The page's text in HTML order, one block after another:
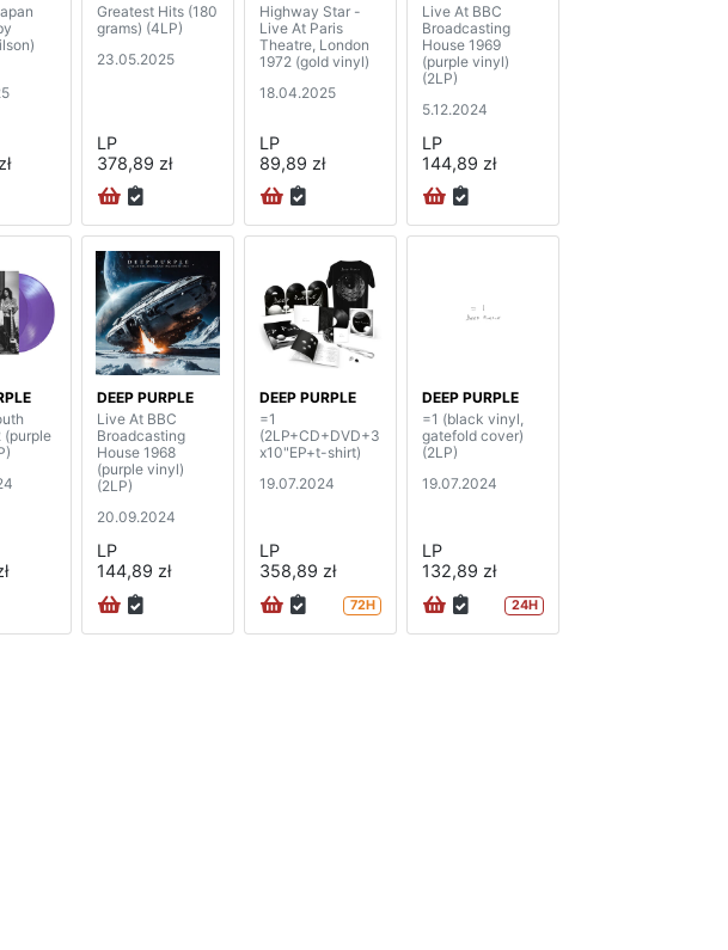
Greatest Hits (180
grams) (4LP)
23.05.2025
LP
378,89 zł
Highway Star -
Live At Paris
Theatre, London
1972 (gold vinyl)
18.04.2025
LP
89,89 zł
Live At BBC
Broadcasting
House 1969
(purple vinyl)
(2LP)
5.12.2024
LP
144,89 zł
(purple
DEEP PURPLE
Live At BBC
Broadcasting
House 1968
(purple vinyl)
(2LP)
20.09.2024
LP
144,89 zł
DEEP PURPLE
=1
(2LP+CD+DVD+3
x10"EP+t-shirt)
19.07.2024
LP
358,89 zł
72H
DEEP PURPLE
=1 (black vinyl,
gatefold cover)
(2LP)
19.07.2024
LP
132,89 zł
24H